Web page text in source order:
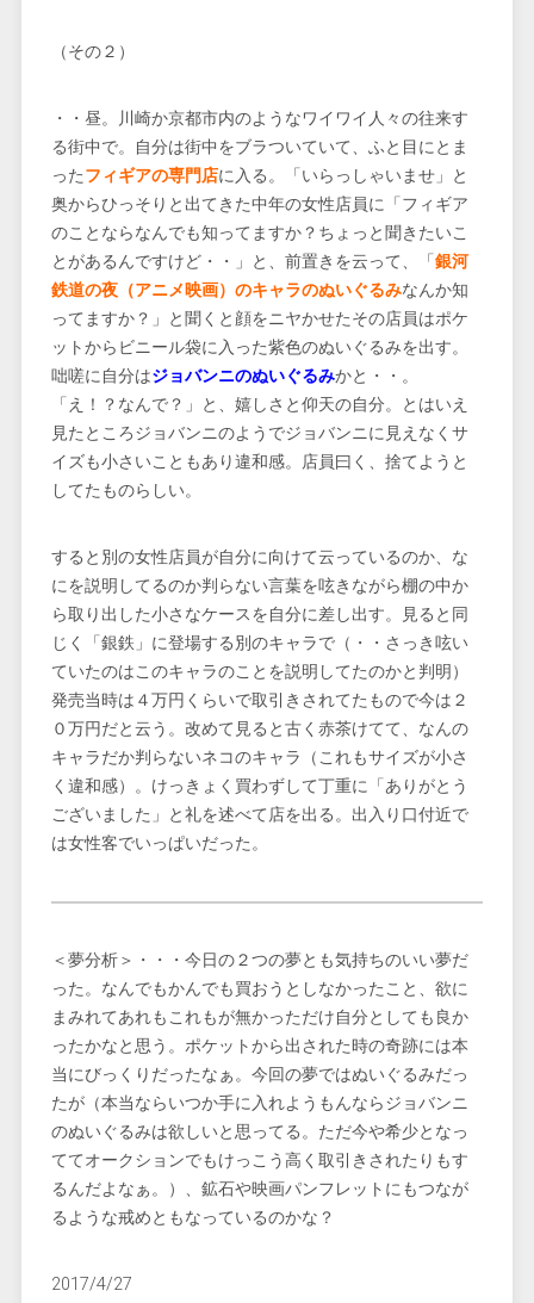
（その２）
・・昼。川崎か京都市内のようなワイワイ人々の往来す
る街中で。自分は街中をブラついていて、ふと目にとま
ったフィギアの専門店に入る。「いらっしゃいませ」と
奥からひっそりと出てきた中年の女性店員に「フィギア
のことならなんでも知ってますか？ちょっと聞きたいこ
とがあるんですけど・・」と、前置きを云って、「 銀河
鉄道の夜（アニメ映画）のキャラのぬいぐるみなんか知
ってますか？」と聞くと顔をニヤかせたその店員はポケ
ットからビニール袋に入った紫色のぬいぐるみを出す。
咄嗟に自分はジョバンニのぬいぐるみかと・・。
「え！？なんで？」と、嬉しさと仰天の自分。とはいえ
見たところジョバンニのようでジョバンニに見えなくサ
イズも小さいこともあり違和感。店員曰く、捨てようと
してたものらしい。
すると別の女性店員が自分に向けて云っているのか、な
にを説明してるのか判らない言葉を呟きながら棚の中か
ら取り出した小さなケースを自分に差し出す。見ると同
じく「銀鉄」に登場する別のキャラで（・・さっき呟い
ていたのはこのキャラのことを説明してたのかと判明）
発売当時は４万円くらいで取引きされてたもので今は２
０万円だと云う。改めて見ると古く赤茶けてて、なんの
キャラだか判らないネコのキャラ（これもサイズが小さ
く違和感）。けっきょく買わずして丁重に「ありがとう
ございました」と礼を述べて店を出る。出入り口付近で
は女性客でいっぱいだった。
＜夢分析＞・・・今日の２つの夢とも気持ちのいい夢だ
った。なんでもかんでも買おうとしなかったこと、欲に
まみれてあれもこれもが無かっただけ自分としても良か
ったかなと思う。ポケットから出された時の奇跡には本
当にびっくりだったなぁ。今回の夢ではぬいぐるみだっ
たが（本当ならいつか手に入れようもんならジョバンニ
のぬいぐるみは欲しいと思ってる。ただ今や希少となっ
ててオークションでもけっこう高く取引きされたりもす
るんだよなぁ。）、鉱石や映画パンフレットにもつなが
るような戒めともなっているのかな？
2017/4/27